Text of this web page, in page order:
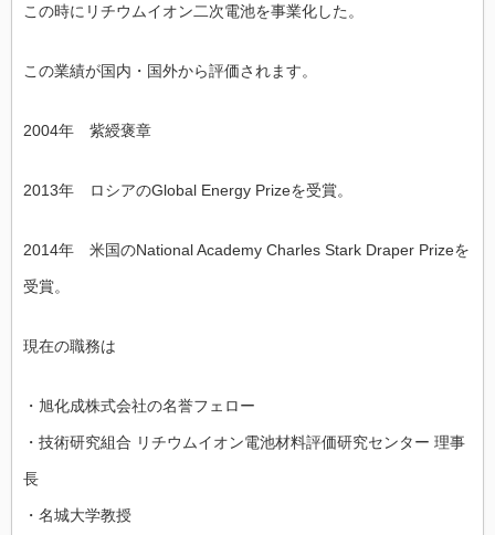
この時にリチウムイオン二次電池を事業化した。
この業績が国内・国外から評価されます。
2004年 紫綬褒章
2013年 ロシアのGlobal Energy Prizeを受賞。
2014年 米国のNational Academy Charles Stark Draper Prizeを
受賞。
現在の職務は
・旭化成株式会社の名誉フェロー
・技術研究組合 リチウムイオン電池材料評価研究センター 理事
長
・名城大学教授